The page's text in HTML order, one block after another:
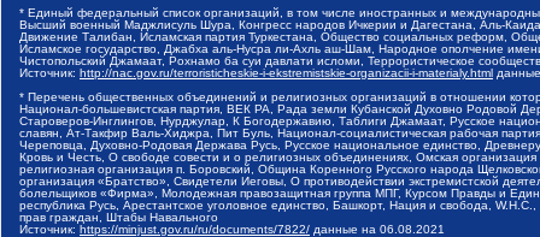
* Единый федеральный список организаций, в том числе иностранных и
Высший военный Маджлисуль Шура, Конгресс народов Ичкерии и Дагестана, Аль-
Движение Талибан, Исламская партия Туркестана, Общество социальных реформ,
Исламское государство, Джабха аль-Нусра ли-Ахль аш-Шам, Народное ополчение
Чистопольский Джамаат, Рохнамо ба суи давлати исломи, Террористическое
Источник: http://nac.gov.ru/terroristicheskie-i-ekstremistskie-organizacii-i-materialy.html
* Перечень общественных объединений и религиозных организаций в отношении
Национал-большевистская партия, ВЕК РА, Рада земли Кубанской Духовно Родовой
Староверов-Инглингов, Нурджулар, К Богодержавию, Таблиги Джамаат, Русское
славян, Ат-Такфир Валь-Хиджра, Пит Буль, Национал-социалистическая рабочая
Череповца, Духовно-Родовая Держава Русь, Русское национальное единство,
Кровь и Честь, О свободе совести и о религиозных объединениях, Омская
религиозная организация п. Боровский, Община Коренного Русского народа
организация «Братство», Свидетели Иеговы, О противодействии экстремистской
болельщиков «Фирма», Молодежная правозащитная группа МПГ, Курсом Правды и
республика Русь, Арестантское уголовное единство, Башкорт, Нация и свобода,
прав граждан, Штабы Навального
Источник: https://minjust.gov.ru/ru/documents/7822/ данные на 06.08.2021